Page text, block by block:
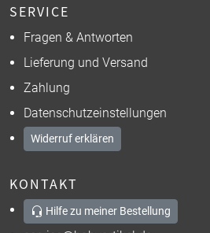
SERVICE
Fragen & Antworten
Lieferung und Versand
Zahlung
Datenschutzeinstellungen
Widerruf erklären
KONTAKT
Hilfe zu meiner Bestellung